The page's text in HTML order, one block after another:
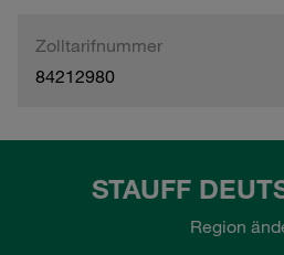
Zolltarifnummer
84212980
STAUFF
Region